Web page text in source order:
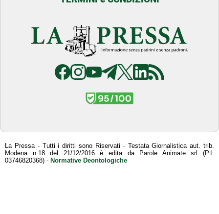
La Pressa - Tutti i diritti sono Riservati - Testata Giornalistica aut. trib.
Modena n.18 del 21/12/2016 è edita da Parole Animate srl (P.I.
03746820368) - Normative Deontologiche